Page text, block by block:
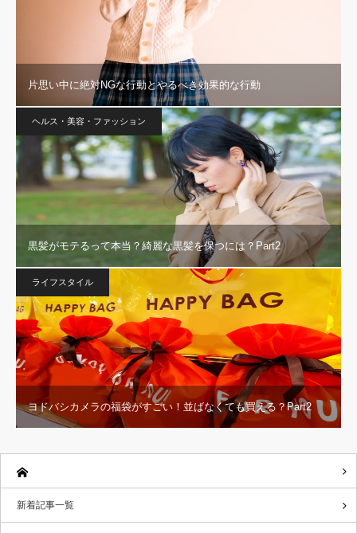
片思い中に絶対NGな行動とやるべき効果的な行動
ヘルス・美容・ファッション
黒髪がモテるって本当？綺麗な黒髪を保つには？Part2
ライフスタイル
ヨドバシカメラの福袋がすごい！並ばなくても買える？Part2
新着記事一覧